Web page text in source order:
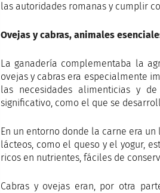
las autoridades romanas y cumplir
Ovejas y cabras, animales
La ganadería complementaba la
ovejas y cabras era especialmente
las necesidades alimenticias y
significativo, como el que se
En un entorno donde la carne era
lácteos, como el queso y el yogur,
ricos en nutrientes, fáciles de
Cabras y ovejas eran, por otra